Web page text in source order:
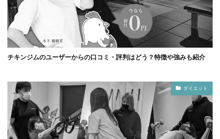
チキンジムのユーザーからの口コミ・評判はどう？特徴や強みも紹介
ダイエット